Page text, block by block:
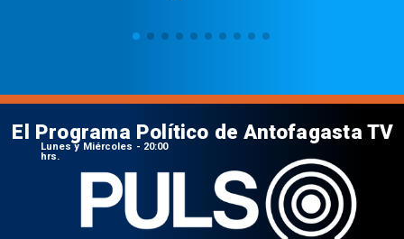
El Programa Político de Antofagasta TV
Lunes y Miércoles - 20:00
hrs.